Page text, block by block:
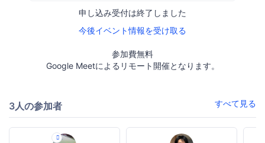
申し込み受付は終了しました
今後イベント情報を受け取る
参加費無料
Google Meetによるリモート開催となります。
3人の参加者 すべて見る